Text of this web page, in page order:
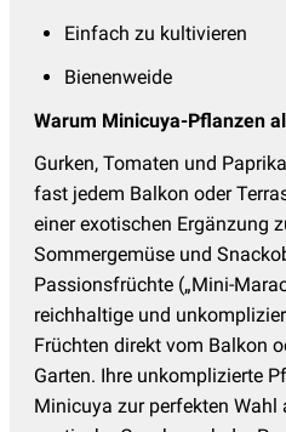
Einfach zu kultivieren
Bienenweide
Warum Minicuya-Pflanzen
Gurken, Tomaten und
fast jedem Balkon oder
einer exotischen Ergänzung
Sommergemüse und
Passionsfrüchte („Mini-
reichhaltige und
Früchten direkt vom Balkon
Garten. Ihre unkomplizierte
Minicuya zur perfekten Wahl